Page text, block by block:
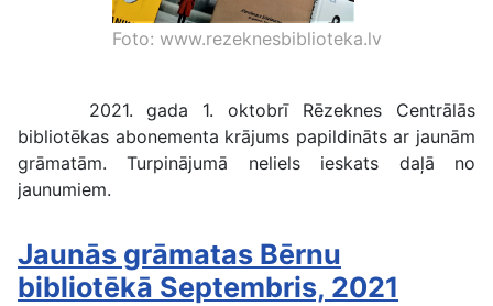
Foto: www.rezeknesbiblioteka.lv
2021. gada 1. oktobrī Rēzeknes Centrālās
bibliotēkas abonementa krājums papildināts ar jaunām
grāmatām. Turpinājumā neliels ieskats daļā no
jaunumiem.
Jaunās grāmatas Bērnu
bibliotēkā Septembris, 2021